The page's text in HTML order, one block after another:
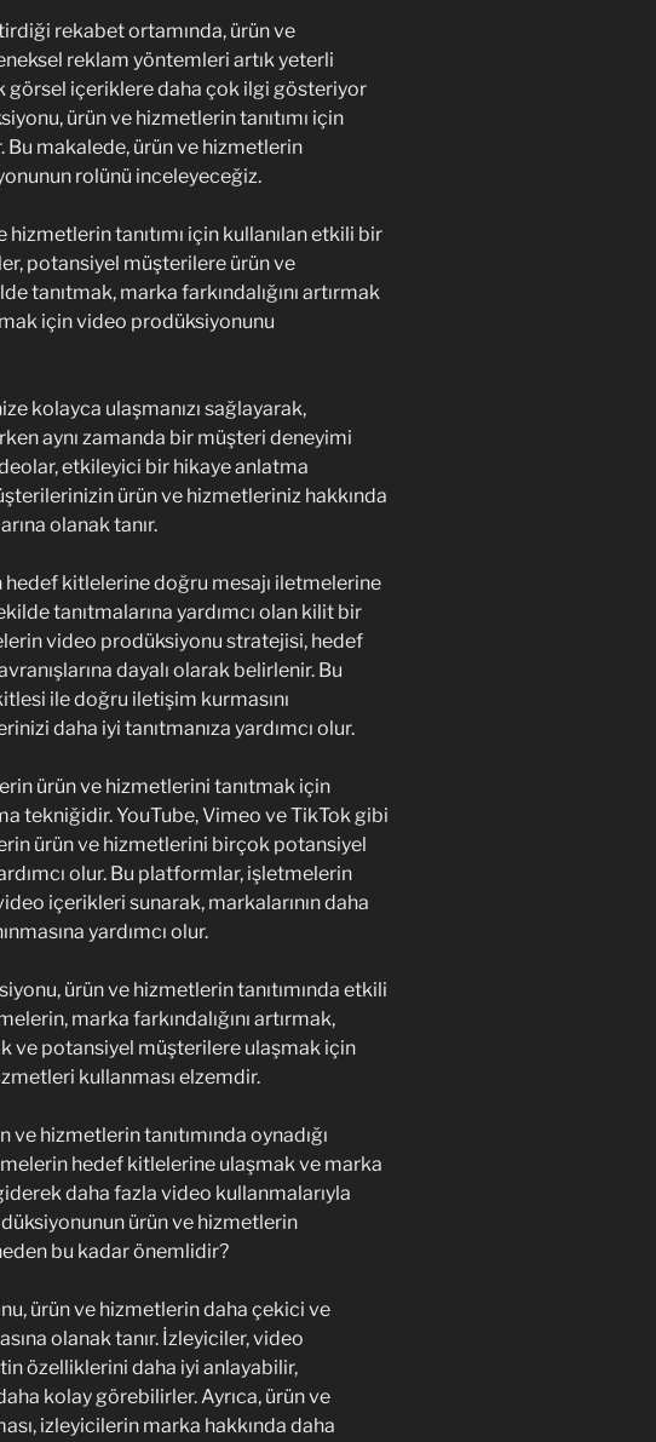
rekabet ortamında, ürün ve
reklam yöntemleri artık yeterli
görsel içeriklere daha çok ilgi gösteriyor
ürün ve hizmetlerin tanıtımı için
makalede, ürün ve hizmetlerin
rolünü inceleyeceğiz.
tanıtımı için kullanılan etkili bir
potansiyel müşterilere ürün ve
tanıtmak, marka farkındalığını artırmak
için video prodüksiyonunu
kolayca ulaşmanızı sağlayarak,
aynı zamanda bir müşteri deneyimi
etkileyici bir hikaye anlatma
ürün ve hizmetleriniz hakkında
olanak tanır.
kitlelerine doğru mesajı iletmelerine
tanıtmalarına yardımcı olan kilit bir
video prodüksiyonu stratejisi, hedef
dayalı olarak belirlenir. Bu
ile doğru iletişim kurmasını
daha iyi tanıtmanıza yardımcı olur.
ürün ve hizmetlerini tanıtmak için
tekniğidir. YouTube, Vimeo ve TikTok gibi
ürün ve hizmetlerini birçok potansiyel
olur. Bu platformlar, işletmelerin
içerikleri sunarak, markalarının daha
yardımcı olur.
ürün ve hizmetlerin tanıtımında etkili
marka farkındalığını artırmak,
ve potansiyel müşterilere ulaşmak için
kullanması elzemdir.
hizmetlerin tanıtımında oynadığı
hedef kitlelerine ulaşmak ve marka
daha fazla video kullanmalarıyla
ürün ve hizmetlerin
bu kadar önemlidir?
ürün ve hizmetlerin daha çekici ve
olanak tanır. İzleyiciler, video
özelliklerini daha iyi anlayabilir,
kolay görebilirler. Ayrıca, ürün ve
izleyicilerin marka hakkında daha